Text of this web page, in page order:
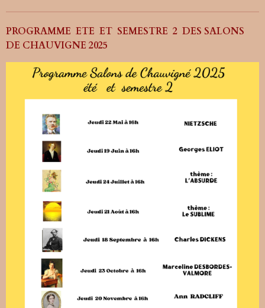
PROGRAMME ETE ET SEMESTRE 2 DES SALONS
DE CHAUVIGNE 2025